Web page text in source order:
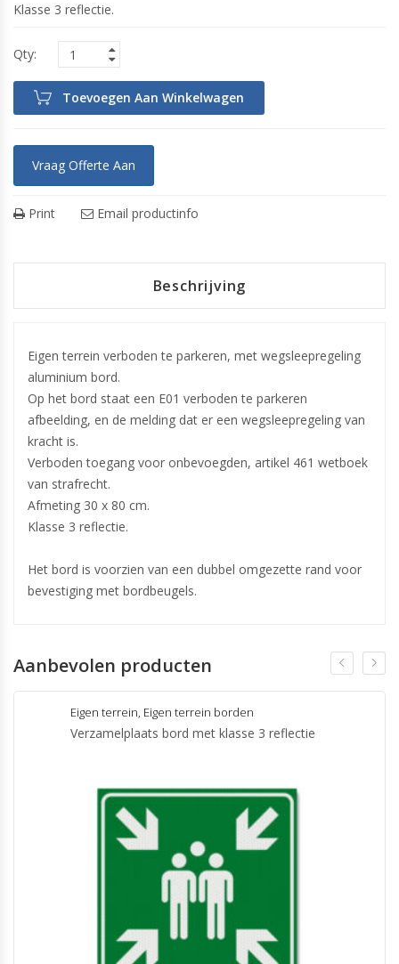
Klasse 3 reflectie.
Toevoegen Aan Winkelwagen
Vraag Offerte Aan
Print Email productinfo
Beschrijving
Eigen terrein verboden te parkeren, met wegsleepregeling
aluminium bord.
Op het bord staat een E01 verboden te parkeren
afbeelding, en de melding dat er een wegsleepregeling van
kracht is.
Verboden toegang voor onbevoegden, artikel 461 wetboek
van strafrecht.
Afmeting 30 x 80 cm.
Klasse 3 reflectie.
Het bord is voorzien van een dubbel omgezette rand voor
bevestiging met bordbeugels.
Aanbevolen producten
Eigen terrein, Eigen terrein borden
Verzamelplaats bord met klasse 3 reflectie